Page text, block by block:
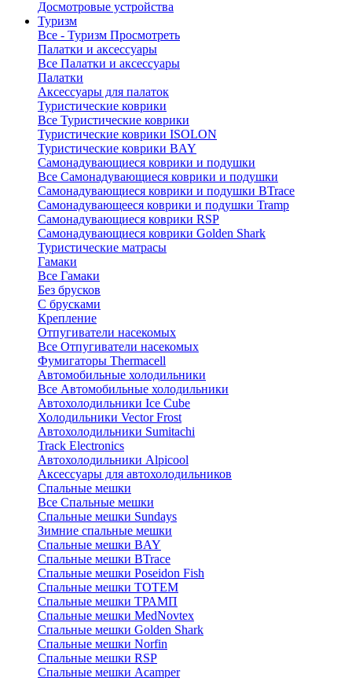
Досмотровые устройства
Туризм
Все - Туризм Просмотреть
Палатки и аксессуары
Все Палатки и аксессуары
Палатки
Аксессуары для палаток
Туристические коврики
Все Туристические коврики
Туристические коврики ISOLON
Туристические коврики BAY
Самонадувающиеся коврики и подушки
Все Самонадувающиеся коврики и подушки
Самонадувающиеся коврики и подушки BTrace
Самонадувающееся коврики и подушки Tramp
Самонадувающиеся коврики RSP
Самонадувающиеся коврики Golden Shark
Туристические матрасы
Гамаки
Все Гамаки
Без брусков
С брусками
Крепление
Отпугиватели насекомых
Все Отпугиватели насекомых
Фумигаторы Thermacell
Автомобильные холодильники
Все Автомобильные холодильники
Автохолодильники Ice Cube
Холодильники Vector Frost
Автохолодильники Sumitachi
Track Electronics
Автохолодильники Alpicool
Аксессуары для автохолодильников
Спальные мешки
Все Спальные мешки
Спальные мешки Sundays
Зимние спальные мешки
Спальные мешки BAY
Спальные мешки BTrace
Спальные мешки Poseidon Fish
Спальные мешки ТОТЕМ
Спальные мешки ТРАМП
Cпальные мешки MedNovtex
Спальные мешки Golden Shark
Спальные мешки Norfin
Спальные мешки RSP
Спальные мешки Acamper